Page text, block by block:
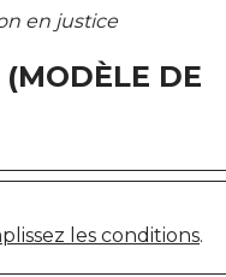
en justice
DE
les conditions.